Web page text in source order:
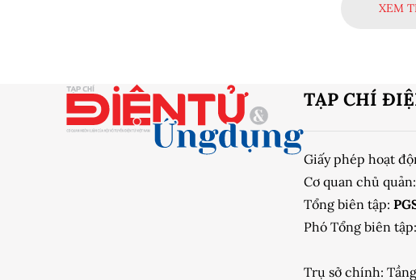
XEM
TẠP CHÍ
Giấy phép hoạt
Cơ quan chủ quản:
Tổng biên tập:
Phó Tổng biên tập:
Trụ sở chính: